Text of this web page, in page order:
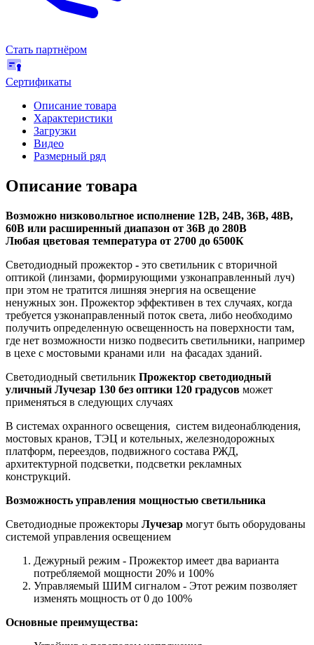
Стать партнёром
Сертификаты
Описание товара
Характеристики
Загрузки
Видео
Размерный ряд
Описание товара
Возможно низковольтное исполнение 12В, 24В, 36В, 48В,
60В или расширенный диапазон от 36В до 280В
Любая цветовая температура от 2700 до 6500К
Светодиодный прожектор - это светильник с вторичной
оптикой (линзами, формирующими узконаправленный луч)
при этом не тратится лишняя энергия на освещение
ненужных зон. Прожектор эффективен в тех случаях, когда
требуется узконаправленный поток света, либо необходимо
получить определенную освещенность на поверхности там,
где нет возможности низко подвесить светильники, например
в цехе с мостовыми кранами или на фасадах зданий.
Светодиодный светильник Прожектор светодиодный
уличный Лучезар 130 без оптики 120 градусов может
применяться в следующих случаях
В системах охранного освещения, систем видеонаблюдения,
мостовых кранов, ТЭЦ и котельных, железнодорожных
платформ, переездов, подвижного состава РЖД,
архитектурной подсветки, подсветки рекламных
конструкций.
Возможность управления мощностью светильника
Светодиодные прожекторы Лучезар могут быть оборудованы
системой управления освещением
Дежурный режим - Прожектор имеет два варианта
потребляемой мощности 20% и 100%
Управляемый ШИМ сигналом - Этот режим позволяет
изменять мощность от 0 до 100%
Основные преимущества: